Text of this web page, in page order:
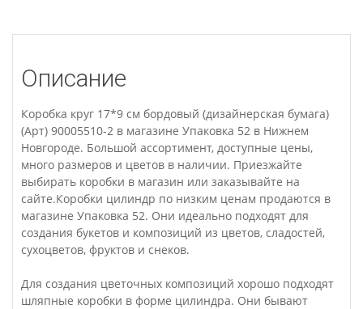
Описание
Коробка круг 17*9 см бордовый (дизайнерская бумага)
(Арт) 90005510-2 в магазине Упаковка 52 в Нижнем
Новгороде. Большой ассортимент, доступные цены,
много размеров и цветов в наличии. Приезжайте
выбирать коробки в магазин или заказывайте на
сайте.Коробки цилиндр по низким ценам продаются в
магазине Упаковка 52. Они идеально подходят для
создания букетов и композиций из цветов, сладостей,
сухоцветов, фруктов и снеков.
Для создания цветочных композиций хорошо подходят
шляпные коробки в форме цилиндра. Они бывают